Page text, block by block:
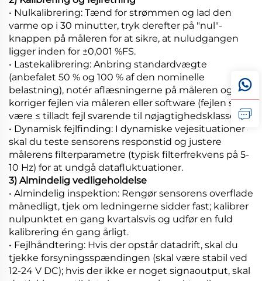
• Nulkalibrering: Tænd for strømmen og lad den
varme op i 30 minutter, tryk derefter på "nul"-
knappen på måleren for at sikre, at nuludgangen
ligger inden for ±0,001 %FS.
• Lastekalibrering: Anbring standardvægte
(anbefalet 50 % og 100 % af den nominelle
belastning), notér aflæsningerne på måleren og
korriger fejlen via måleren eller software (fejlen skal
være ≤ tilladt fejl svarende til nøjagtighedsklassen).
• Dynamisk fejlfinding: I dynamiske vejesituationer
skal du teste sensorens responstid og justere
målerens filterparametre (typisk filterfrekvens på 5-
10 Hz) for at undgå datafluktuationer.
3) Almindelig vedligeholdelse
• Almindelig inspektion: Rengør sensorens overflade
månedligt, tjek om ledningerne sidder fast; kalibrer
nulpunktet en gang kvartalsvis og udfør en fuld
kalibrering én gang årligt.
• Fejlhåndtering: Hvis der opstår datadrift, skal du
tjekke forsyningsspændingen (skal være stabil ved
12-24 V DC); hvis der ikke er noget signaoutput, skal